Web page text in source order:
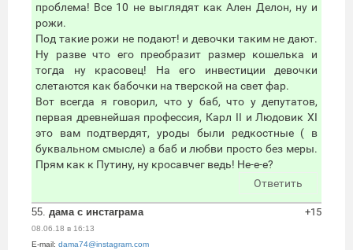
проблема! Все 10 не выглядят как Ален Делон, ну и
рожи.
Под такие рожи не подают! и девочки таким не дают.
Ну разве что его преобразит размер кошелька и
тогда ну красовец! На его инвестиции девочки
слетаются как бабочки на тверской на свет фар.
Вот всегда я говорил, что у баб, что у депутатов,
первая древнейшая профессия, Карл II и Людовик XI
это вам подтвердят, уроды были редкостные ( в
буквальном смысле) а баб и любви просто без меры.
Прям как к Путину, ну кросавчег ведь! Не-е-е?
Ответить
55. дама с инстаграма
08.06.18 в 16:13
E-mail: dama74@instagram.com
+15